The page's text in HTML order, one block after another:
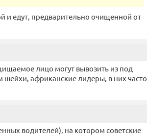
и едут, предварительно очищенной от
лицо могут вывозить из под
шейхи, африканские лидеры, в них часто
водителей), на котором советские